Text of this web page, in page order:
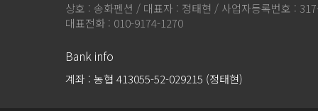
상호 : 송화펜션 / 대표자 : 정태현 / 사업자등록번호 :
대표전화 : 010-9174-1270
Bank info
계좌 : 농협 413055-52-029215 (정태현)